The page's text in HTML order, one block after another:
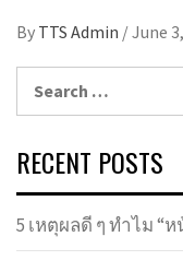
By TTS Admin /June
for:
RECENT POSTS
5 เหตุผลดี ๆ ทำไม “